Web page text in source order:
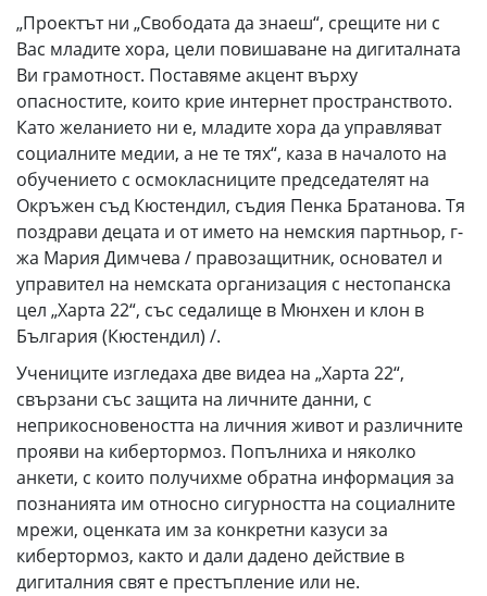
„Проектът ни „Свободата да знаеш“, срещите ни с
Вас младите хора, цели повишаване на дигиталната
Ви грамотност. Поставяме акцент върху
опасностите, които крие интернет пространството.
Като желанието ни е, младите хора да управляват
социалните медии, а не те тях“, каза в началото на
обучението с осмокласниците председателят на
Окръжен съд Кюстендил, съдия Пенка Братанова. Тя
поздрави децата и от името на немския партньор, г-
жа Мария Димчева / правозащитник, основател и
управител на немската организация с нестопанска
цел „Харта 22“, със седалище в Мюнхен и клон в
България (Кюстендил) /.
Учениците изгледаха две видеа на „Харта 22“,
свързани със защита на личните данни, с
неприкосновеността на личния живот и различните
прояви на кибертормоз. Попълниха и няколко
анкети, с които получихме обратна информация за
познанията им относно сигурността на социалните
мрежи, оценката им за конкретни казуси за
кибертормоз, както и дали дадено действие в
дигиталния свят е престъпление или не.